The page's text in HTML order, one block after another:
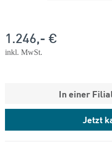
1.246,- €
inkl. MwSt.
In einer
Jetzt